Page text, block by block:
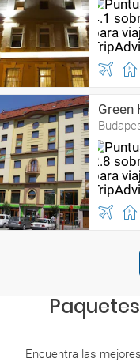
Green
Encuentra las